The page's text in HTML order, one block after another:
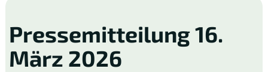
Pressemitteilung 16.
März 2026